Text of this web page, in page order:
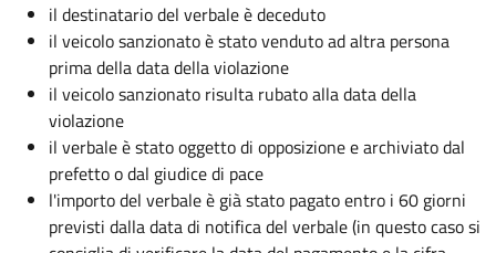
il destinatario del verbale è deceduto
il veicolo sanzionato è stato venduto ad altra persona
prima della data della violazione
il veicolo sanzionato risulta rubato alla data della
violazione
il verbale è stato oggetto di opposizione e archiviato dal
prefetto o dal giudice di pace
l'importo del verbale è già stato pagato entro i 60 giorni
previsti dalla data di notifica del verbale (in questo caso si